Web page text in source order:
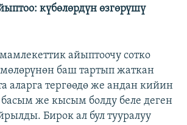
күбөлөрдүн өзгөрүшү
айыптоочу сотко
баш тартып жаткан
аларга тергөөдө же андан кийин
же кысым болду беле деген
Бирок ал бул тууралуу